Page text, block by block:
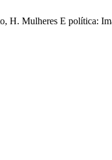
H. Mulheres E política: